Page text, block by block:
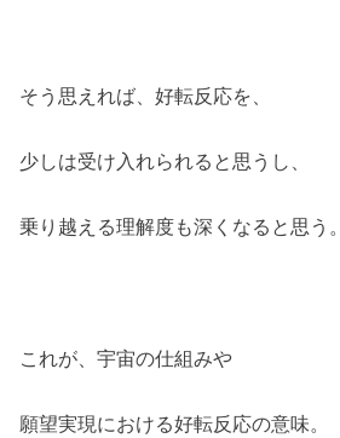
そう思えれば、好転反応を、
少しは受け入れられると思うし、
乗り越える理解度も深くなると思う。
これが、宇宙の仕組みや
願望実現における好転反応の意味。